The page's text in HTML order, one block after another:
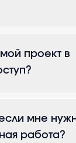
проект в
мне
работа?